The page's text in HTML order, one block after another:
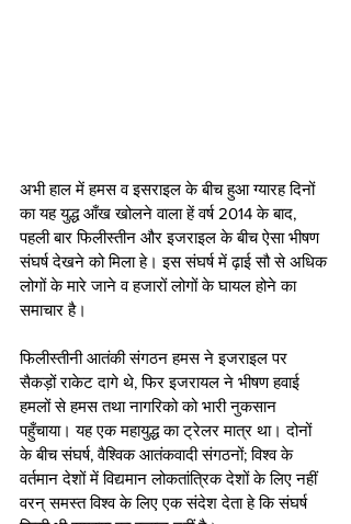
अभी हाल में हमस व इसराइल के बीच हुआ ग्यारह दिनों
का यह युद्ध आँख खोलने वाला हें वर्ष 2014 के बाद,
पहली बार फिलीस्तीन और इजराइल के बीच ऐसा भीषण
संघर्ष देखने को मिला हे। इस संघर्ष में ढ़ाई सौ से अधिक
लोगों के मारे जाने व हजारों लोगों के घायल होने का
समाचार है।
फिलीस्तीनी आतंकी संगठन हमस ने इजराइल पर
सैकड़ों राकेट दागे थे, फिर इजरायल ने भीषण हवाई
हमलों से हमस तथा नागरिको को भारी नुकसान
पहुँचाया। यह एक महायुद्ध का ट्रेलर मात्र था। दोनों
के बीच संघर्ष, वैश्विक आतंकवादी संगठनों; विश्व के
वर्तमान देशों में विद्यमान लोकतांत्रिक देशों के लिए नहीं
वरन् समस्त विश्व के लिए एक संदेश देता हे कि संघर्ष